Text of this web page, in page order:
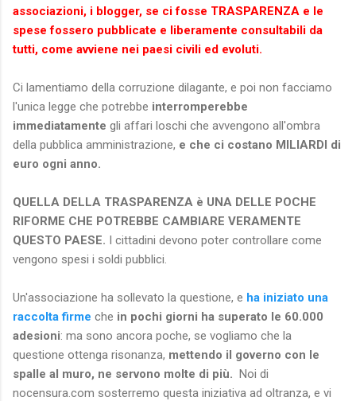
associazioni, i blogger, se ci fosse TRASPARENZA e le
spese fossero pubblicate e liberamente consultabili da
tutti, come avviene nei paesi civili ed evoluti.
Ci lamentiamo della corruzione dilagante, e poi non facciamo
l'unica legge che potrebbe interromperebbe
immediatamente gli affari loschi che avvengono all'ombra
della pubblica amministrazione, e che ci costano MILIARDI di
euro ogni anno.
QUELLA DELLA TRASPARENZA è UNA DELLE POCHE
RIFORME CHE POTREBBE CAMBIARE VERAMENTE
QUESTO PAESE. I cittadini devono poter controllare come
vengono spesi i soldi pubblici.
Un'associazione ha sollevato la questione, e ha iniziato una
raccolta firme che in pochi giorni ha superato le 60.000
adesioni: ma sono ancora poche, se vogliamo che la
questione ottenga risonanza, mettendo il governo con le
spalle al muro, ne servono molte di più. Noi di
nocensura.com sosterremo questa iniziativa ad oltranza, e vi